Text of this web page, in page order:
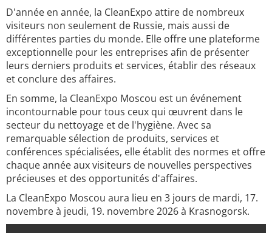
D'année en année, la CleanExpo attire de nombreux
visiteurs non seulement de Russie, mais aussi de
différentes parties du monde. Elle offre une plateforme
exceptionnelle pour les entreprises afin de présenter
leurs derniers produits et services, établir des réseaux
et conclure des affaires.
En somme, la CleanExpo Moscou est un événement
incontournable pour tous ceux qui œuvrent dans le
secteur du nettoyage et de l'hygiène. Avec sa
remarquable sélection de produits, services et
conférences spécialisées, elle établit des normes et offre
chaque année aux visiteurs de nouvelles perspectives
précieuses et des opportunités d'affaires.
La CleanExpo Moscou aura lieu en 3 jours de mardi, 17.
novembre à jeudi, 19. novembre 2026 à Krasnogorsk.